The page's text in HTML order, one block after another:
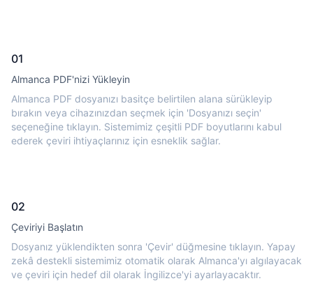
01
Almanca PDF'nizi Yükleyin
Almanca PDF dosyanızı basitçe belirtilen alana sürükleyip
bırakın veya cihazınızdan seçmek için 'Dosyanızı seçin'
seçeneğine tıklayın. Sistemimiz çeşitli PDF boyutlarını kabul
ederek çeviri ihtiyaçlarınız için esneklik sağlar.
02
Çeviriyi Başlatın
Dosyanız yüklendikten sonra 'Çevir' düğmesine tıklayın. Yapay
zekâ destekli sistemimiz otomatik olarak Almanca'yı algılayacak
ve çeviri için hedef dil olarak İngilizce'yi ayarlayacaktır.